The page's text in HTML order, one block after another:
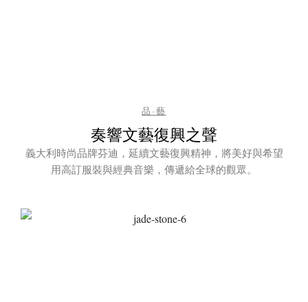
品·藝
奏響文藝復興之聲
義大利時尚品牌芬迪，延續文藝復興精神，將美好與希望
用高訂服裝與經典音樂，傳遞給全球的觀眾。